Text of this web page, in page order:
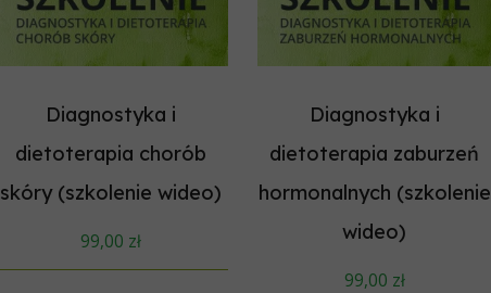
Diagnostyka i
dietoterapia chorób
skóry (szkolenie wideo)
99,00 zł
Diagnostyka i
dietoterapia zaburzeń
hormonalnych (szkolenie
wideo)
99,00 zł